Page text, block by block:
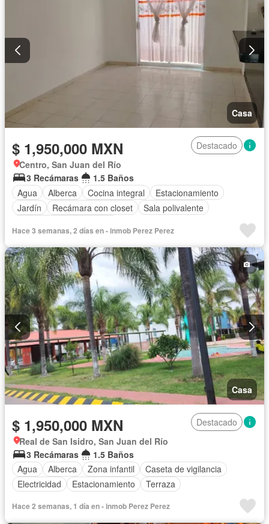
Casa
$ 1,950,000 MXN
Destacado
Centro, San Juan del Río
3 Recámaras
1.5 Baños
Agua
Alberca Cocina integral
Estacionamiento
Jardín
Recámara con closet
Sala polivalente
Hace 3 semanas, 2 días en - inmob Perez Perez
Casa
$ 1,950,000 MXN
Destacado
Real de San Isidro, San Juan del Río
3 Recámaras
1.5 Baños
Agua
Alberca Zona infantil
Caseta de vigilancia
Electricidad
Estacionamiento Terraza
Hace 2 semanas, 1 día en - inmob Perez Perez